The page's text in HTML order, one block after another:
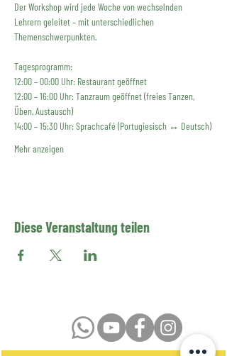
Der Workshop wird jede Woche von wechselnden
Lehrern geleitet – mit unterschiedlichen
Themenschwerpunkten.
Tagesprogramm:
12:00 – 00:00 Uhr: Restaurant geöffnet
12:00 – 16:00 Uhr: Tanzraum geöffnet (freies Tanzen,
Üben, Austausch)
14:00 – 15:30 Uhr: Sprachcafé (Portugiesisch ↔ Deutsch)
Mehr anzeigen
Diese Veranstaltung teilen